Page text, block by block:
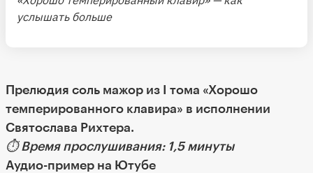
услышать больше
Прелюдия соль мажор из I тома «Хорошо
темперированного клавира» в исполнении
Святослава Рихтера.
⏱ Время прослушивания: 1,5 минуты
Аудио-пример на Ютубе